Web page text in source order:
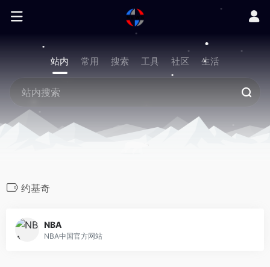
站内 常用 搜索 工具 社区 生活
约基奇
NBA
NBA中国官方网站